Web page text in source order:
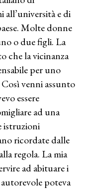
all’università e di
Molte donne
o due figli. La
che la vicinanza
per uno
venni assunto
essere
ad una
istruzioni
ricordate dalle
regola. La mia
ad abituare i
poteva